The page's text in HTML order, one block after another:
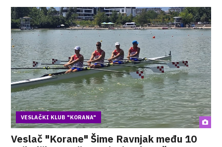
VESLAČKI KLUB "KORANA"
Veslač "Korane" Šime Ravnjak među 10